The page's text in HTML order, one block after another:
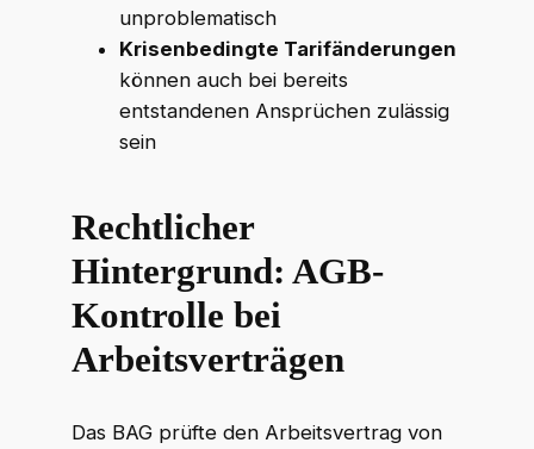
unproblematisch
Krisenbedingte Tarifänderungen
können auch bei bereits
entstandenen Ansprüchen zulässig
sein
Rechtlicher
Hintergrund: AGB-
Kontrolle bei
Arbeitsverträgen
Das BAG prüfte den Arbeitsvertrag von